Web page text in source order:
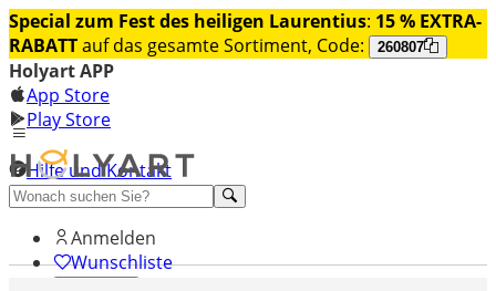
Special zum Fest des heiligen Laurentius: 15 % EXTRA-
RABATTauf das gesamte Sortiment, Code: 260807
Holyart APP
App Store
Play Store
Hilfe und Kontakt
Entdecken Sie Premium
Anmelden
Wunschliste